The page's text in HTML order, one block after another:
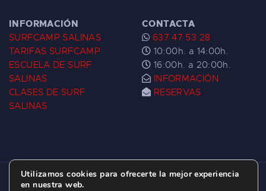
INFORMACIÓN
SURFCAMP SALINAS
TARIFAS SURFCAMP
ESCUELA DE SURF
SALINAS
CLASES DE SURF
SALINAS
CONTACTA
637 47 53 28
10:00h. a 14:00h.
16:00h. a 20:00h.
INFORMACIÓN
RESERVAS
ESCUELA DE SURF LAS DUNAS ©
Utilizamos cookies para ofrecerte la mejor experiencia
en nuestra web.